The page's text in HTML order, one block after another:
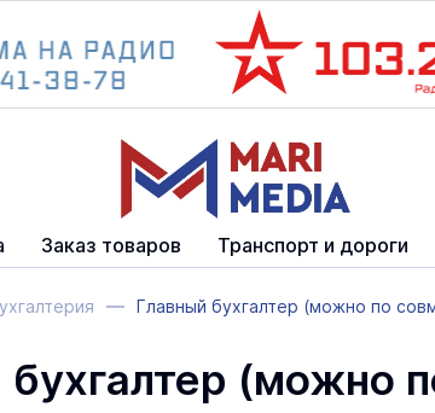
Заказ товаров Транспорт и дороги
Главный бухгалтер (можно по
бухгалтер (можно